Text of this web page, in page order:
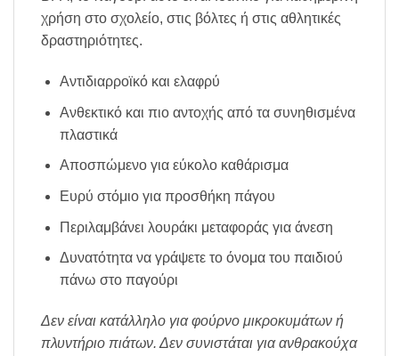
χρήση στο σχολείο, στις βόλτες ή στις αθλητικές
δραστηριότητες.
Αντιδιαρροϊκό και ελαφρύ
Ανθεκτικό και πιο αντοχής από τα συνηθισμένα
πλαστικά
Αποσπώμενο για εύκολο καθάρισμα
Ευρύ στόμιο για προσθήκη πάγου
Περιλαμβάνει λουράκι μεταφοράς για άνεση
Δυνατότητα να γράψετε το όνομα του παιδιού
πάνω στο παγούρι
Δεν είναι κατάλληλο για φούρνο μικροκυμάτων ή
πλυντήριο πιάτων. Δεν συνιστάται για ανθρακούχα